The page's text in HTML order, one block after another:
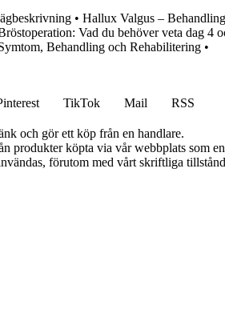
• Hallux Valgus –
Vad du behöver veta dag 4
Behandling och Rehabilitering •
TikTok Mail
RSS
och gör ett köp från en handlare.
köpta via vår webbplats som
förutom med vårt skriftliga